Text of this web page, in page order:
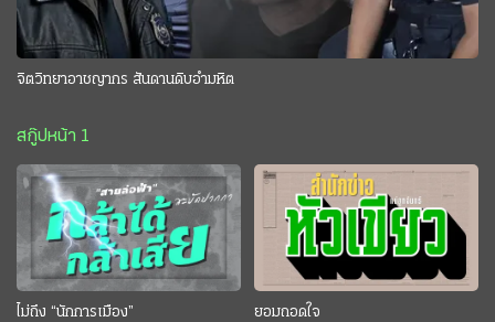
จิตวิทยาอาชญากร สันดานดิบอำมหิต
สกู๊ปหน้า 1
ไม่ถึง “นักการเมือง” ยอมถอดใจ